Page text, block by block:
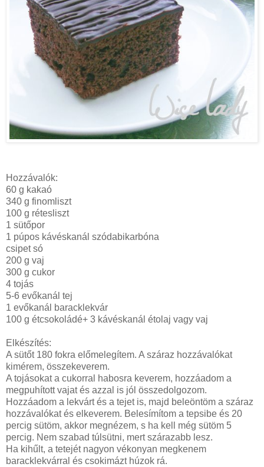
Hozzávalók:
60 g kakaó
340 g finomliszt
100 g rétesliszt
1 sütőpor
1 púpos kávéskanál szódabikarbóna
csipet só
200 g vaj
300 g cukor
4 tojás
5-6 evőkanál tej
1 evőkanál baracklekvár
100 g étcsokoládé+ 3 kávéskanál étolaj vagy vaj
Elkészítés:
A sütőt 180 fokra előmelegítem. A száraz hozzávalókat
kimérem, összekeverem.
A tojásokat a cukorral habosra keverem, hozzáadom a
megpuhított vajat és azzal is jól összedolgozom.
Hozzáadom a lekvárt és a tejet is, majd beleöntöm a száraz
hozzávalókat és elkeverem. Belesímítom a tepsibe és 20
percig sütöm, akkor megnézem, s ha kell még sütöm 5
percig. Nem szabad túlsütni, mert szárazabb lesz.
Ha kihűlt, a tetejét nagyon vékonyan megkenem
baracklekvárral és csokimázt húzok rá.